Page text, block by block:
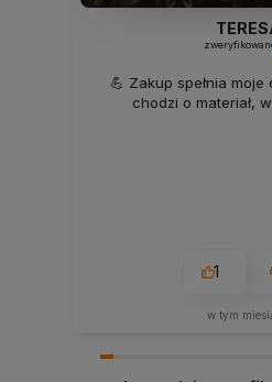
💪 Zakup spełnia
chodzi o materiał,
1
w tym